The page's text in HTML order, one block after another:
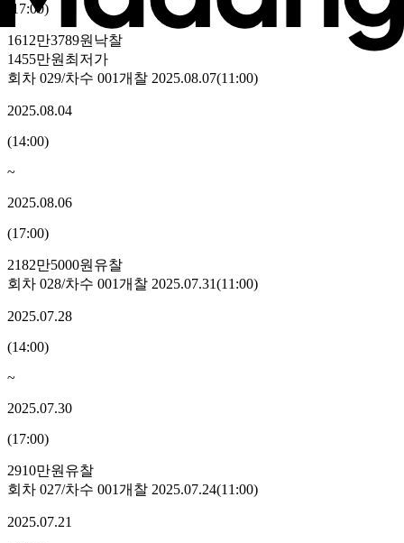
17:00)
1612만3789원 낙찰
1455만원 최저가
회차 029/차수 001개찰 2025.08.07(11:00)
2025.08.04
(14:00)
~
2025.08.06
(17:00)
2182만5000원 유찰
회차 028/차수 001개찰 2025.07.31(11:00)
2025.07.28
(14:00)
~
2025.07.30
(17:00)
2910만원 유찰
회차 027/차수 001개찰 2025.07.24(11:00)
2025.07.21